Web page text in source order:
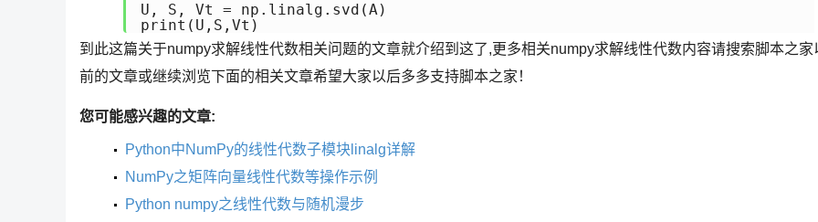
U, S, Vt = np.linalg.svd(A)
print(U,S,Vt)
到此这篇关于numpy求解线性代数相关问题的文章就介绍到这了,更多相关numpy求解线性代数内容请搜索脚本之家
前的文章或继续浏览下面的相关文章希望大家以后多多支持脚本之家！
您可能感兴趣的文章:
Python中NumPy的线性代数子模块linalg详解
NumPy之矩阵向量线性代数等操作示例
Python numpy之线性代数与随机漫步